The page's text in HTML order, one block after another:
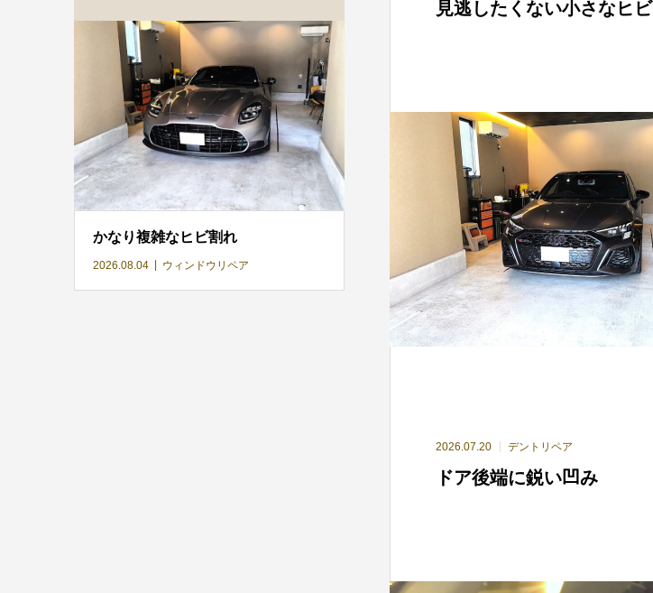
見逃したくない小さなヒビ
2026.07.20 デントリペア
ドア後端に鋭い凹み
かなり複雑なヒビ割れ
2026.08.04 ウィンドウリペア